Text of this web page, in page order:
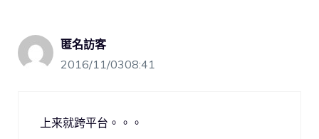
匿名訪客
2016/11/0308:41
上来就跨平台。。。